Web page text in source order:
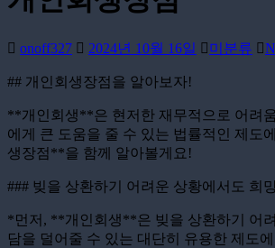
onoff327 2024년 10월 16일 미분류
## 개인회생장점을 알아보자!
**개인회생**은 현저한 재무적으로 어려
에게 큰 도움을 줄 수 있는 법률적인 제도
생장점**을 함께 알아볼게요!
### 빚을 상환하기 어려운 상황에서도 희
*먼저, **개인회생**은 빚을 상환하기 어
담을 덜어줄 수 있는 대단히 유용한 제도